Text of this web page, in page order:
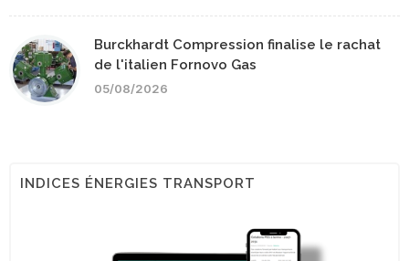
Burckhardt Compression finalise le rachat
de l'italien Fornovo Gas
05/08/2026
INDICES ÉNERGIES TRANSPORT